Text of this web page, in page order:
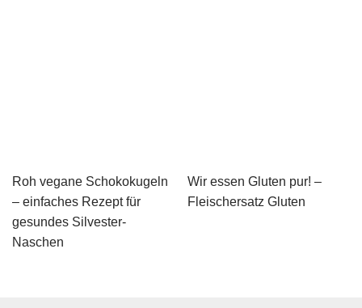
Roh vegane Schokokugeln
– einfaches Rezept für
gesundes Silvester-
Naschen
Wir essen Gluten pur! –
Fleischersatz Gluten